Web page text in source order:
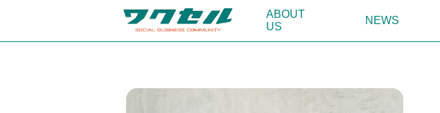
ABOUT
US
NEWS